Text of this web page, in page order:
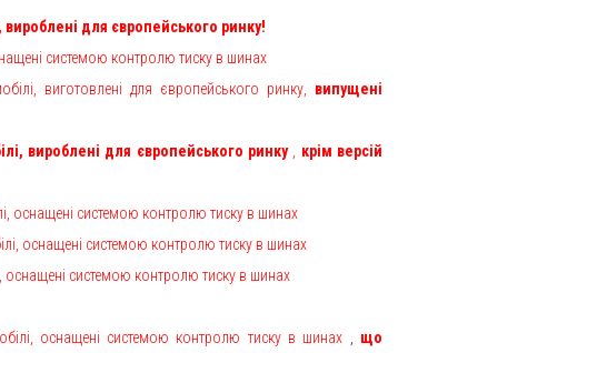
вироблені для європейського ринку!
системою контролю тиску в шинах
виготовлені для європейського ринку, випущені
вироблені для європейського ринку
крім версій
оснащені системою контролю тиску в шинах
оснащені системою контролю тиску в шинах
оснащені системою контролю тиску в шинах
оснащені системою контролю тиску в шинах
що